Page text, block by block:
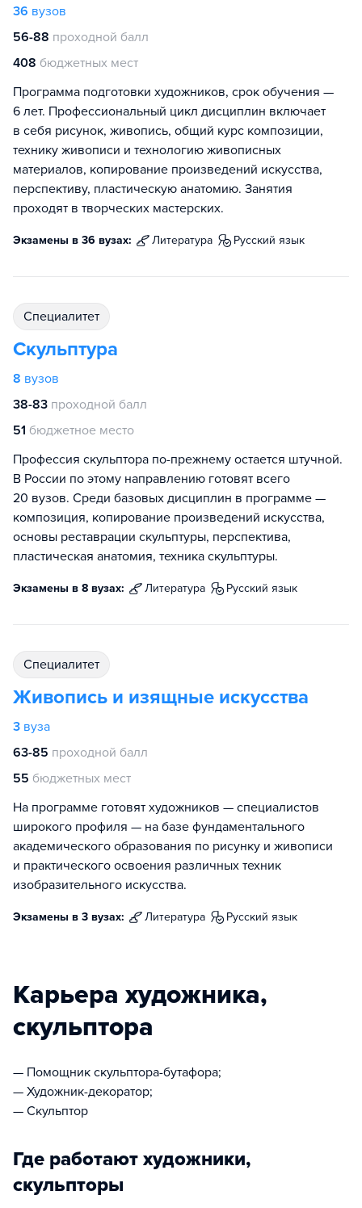
36 вузов
56-88 проходной балл
408 бюджетных мест
Программа подготовки художников, срок обучения —
6 лет. Профессиональный цикл дисциплин включает
в себя рисунок, живопись, общий курс композиции,
технику живописи и технологию живописных
материалов, копирование произведений искусства,
перспективу, пластическую анатомию. Занятия
проходят в творческих мастерских.
Экзамены в 36 вузах: литература русский язык
специалитет
Скульптура
8 вузов
38-83 проходной балл
51 бюджетное место
Профессия скульптора по-прежнему остается штучной.
В России по этому направлению готовят всего
20 вузов. Среди базовых дисциплин в программе —
композиция, копирование произведений искусства,
основы реставрации скульптуры, перспектива,
пластическая анатомия, техника скульптуры.
Экзамены в 8 вузах: литература русский язык
специалитет
Живопись и изящные искусства
3 вуза
63-85 проходной балл
55 бюджетных мест
На программе готовят художников — специалистов
широкого профиля — на базе фундаментального
академического образования по рисунку и живописи
и практического освоения различных техник
изобразительного искусства.
Экзамены в 3 вузах: литература русский язык
Карьера художника,
скульптора
— Помощник скульптора-бутафора;
— Художник-декоратор;
— Скульптор
Где работают художники,
скульпторы